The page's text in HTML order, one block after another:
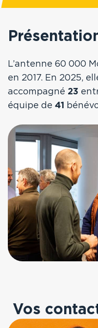
Prix Guillaume
La Nuit de la
FAQ
Nouvelle
Sud
Ile-de-France,
Normandie
Bourgogne
Comté
Toutes nos
L’antenne 60 000
en 2017. En 2025,
accompagné 23
équipe de 41
Vos